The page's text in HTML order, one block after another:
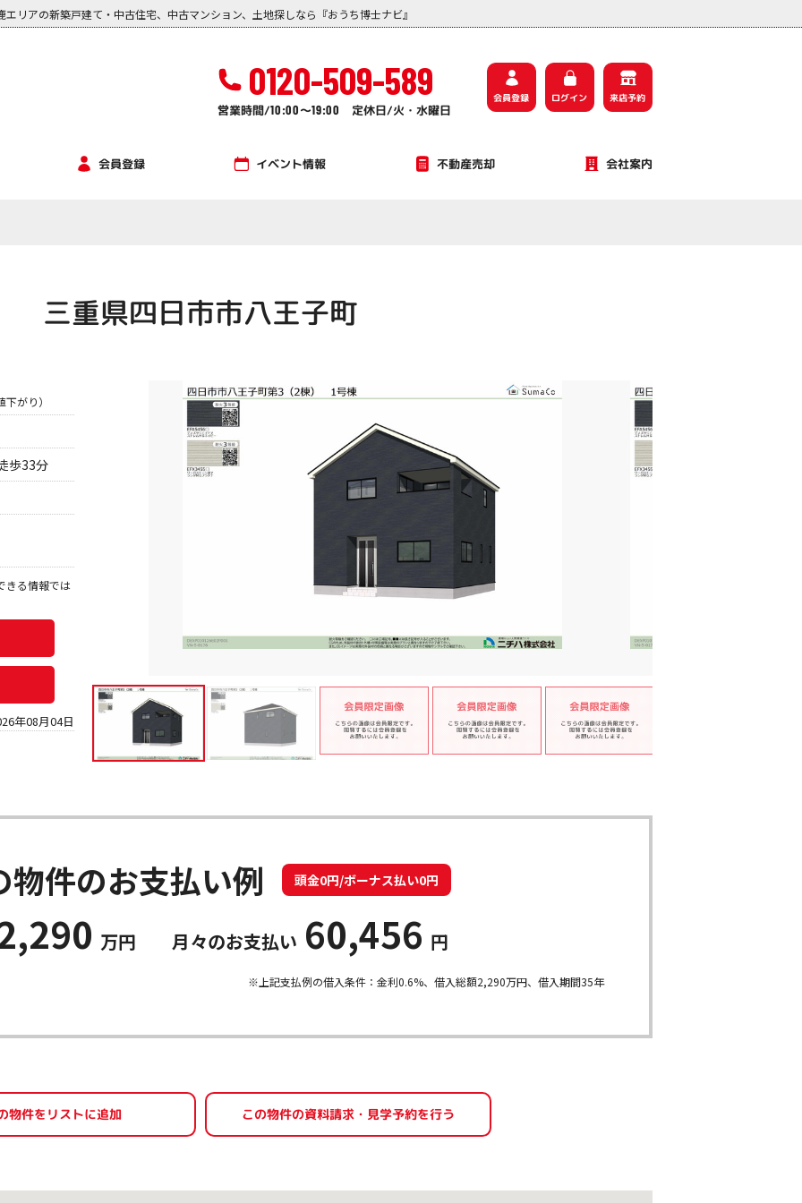
リアの新築戸建て・中古住宅、中古マンション、土地探しなら『おうち博士ナビ』
0120-509-589
営業時間/10:00～19:00 定休日/火・水曜日
会員登録 ログイン 来店予約
会員登録 イベント情報 不動産売却 会社案内
三重県四日市市八王子町
がり）
歩33分
きる情報では
年08月04日
物件のお支払い例 頭金0円/ボーナス払い0円
万円 月々のお支払い 60,456 円
※上記支払例の借入条件：金利0.6%、借入総額2,290万円、借入期間35年